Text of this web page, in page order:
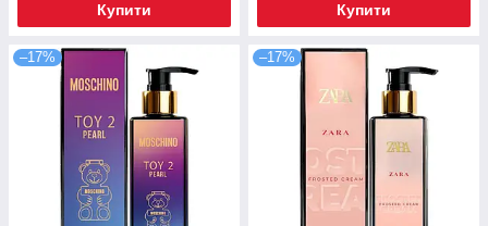
Купити Купити
–17% –17%